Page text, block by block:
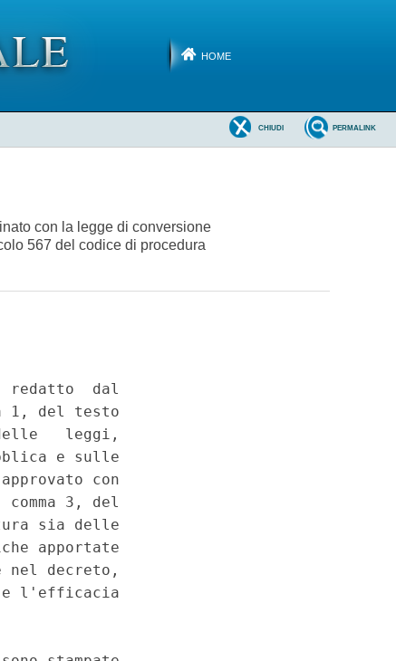
HOME
PERMALINK
CHIUDI
con la legge di conversione
567 del codice di procedura